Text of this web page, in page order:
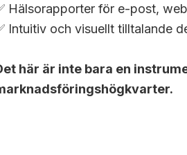
Hälsorapporter för e-post,
Intuitiv och visuellt tilltalande
här är inte bara en